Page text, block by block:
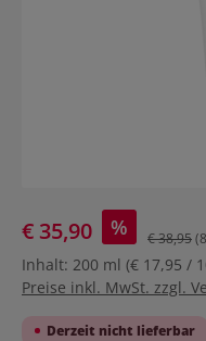
€ 35,90 % € 38,95
Inhalt: 200 ml (€ 17,95 /
Preise inkl. MwSt. zzgl.
Derzeit nicht lieferbar